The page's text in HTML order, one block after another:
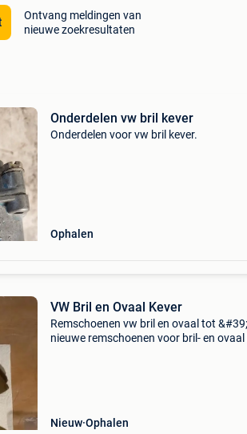
Ontvang meldingen van
nieuwe zoekresultaten
Onderdelen vw bril kever
Onderdelen voor vw bril kever.
Ophalen
VW Bril en Ovaal Kever
Remschoenen vw bril en ovaal tot
nieuwe remschoenen voor bril- en ovaal
Nieuw Ophalen